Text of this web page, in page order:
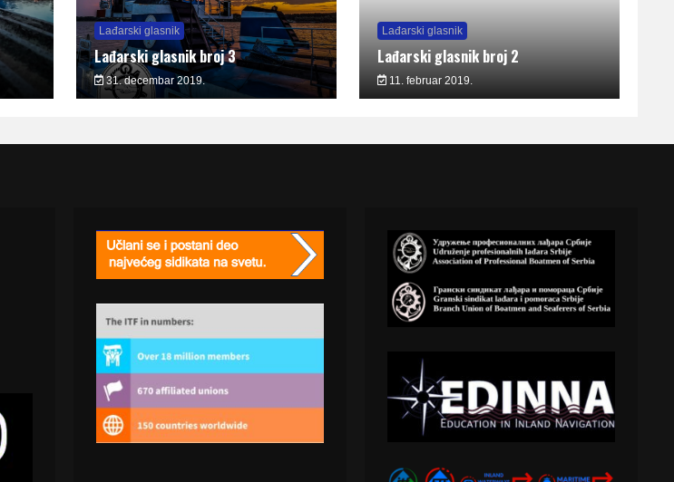
Lađarski glasnik
Lađarski glasnik broj 3
31. decembar 2019.
Lađarski glasnik
Lađarski glasnik broj 2
11. februar 2019.